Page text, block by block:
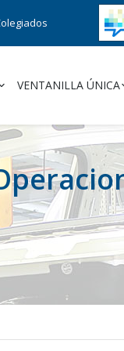
VENTANILLA ÚNICA